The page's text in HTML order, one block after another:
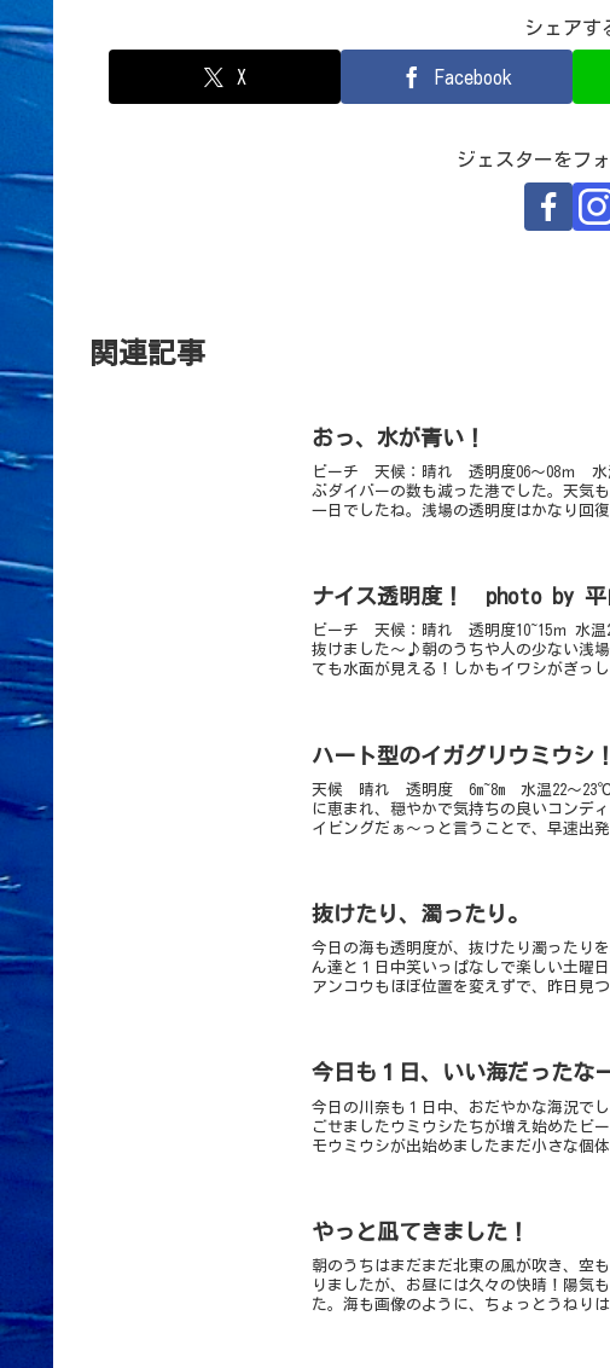
シェアす
X Facebook
ジェスターをフ
関連記事
おっ、水が青い！
ビーチ 天候：晴れ 透明度06～08ｍ 水
ぶダイバーの数も減った港でした。天気
一日でしたね。浅場の透明度はかなり回
ナイス透明度！ photo by 平
ビーチ 天候：晴れ 透明度10~15ｍ 水温
抜けました～♪朝のうちや人の少ない浅
ても水面が見える！しかもイワシがぎっ
ハート型のイガグリウミウシ
天候 晴れ 透明度 6m~8m 水温22～23℃
に恵まれ、穏やかで気持ちの良いコンデ
イビングだぁ～っと言うことで、早速出
抜けたり、濁ったり。
今日の海も透明度が、抜けたり濁ったり
ん達と１日中笑いっぱなしで楽しい土曜
アンコウもほぼ位置を変えずで、昨日見
今日も１日、いい海だったな
今日の川奈も１日中、おだやかな海況で
ごせましたウミウシたちが増え始めたビ
モウミウシが出始めましたまだ小さな個
やっと凪てきました！
朝のうちはまだまだ北東の風が吹き、空
りましたが、お昼には久々の快晴！陽気
た。海も画像のように、ちょっとうねり